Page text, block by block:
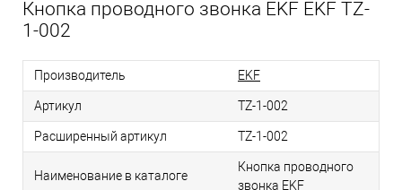
Кнопка проводного звонка EKF EKF TZ-
1-002
Производитель EKF
Артикул TZ-1-002
Расширенный артикул TZ-1-002
Наименование в каталоге
Кнопка проводного
звонка EKF